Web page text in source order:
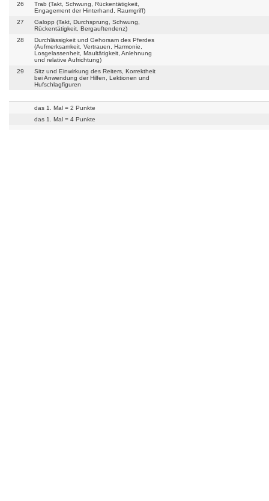
26
Trab (Takt, Schwung, Rückentätigkeit,
Engagement der Hinterhand, Raumgriff)
27
Galopp (Takt, Durchsprung, Schwung,
Rückentätigkeit, Bergauftendenz)
28
Durchlässigkeit und Gehorsam des Pferdes
(Aufmerksamkeit, Vertrauen, Harmonie,
Losgelassenheit, Maultätigkeit, Anlehnung
und relative Aufrichtung)
29
Sitz und Einwirkung des Reiters, Korrektheit
bei Anwendung der Hilfen, Lektionen und
Hufschlagfiguren
das 1. Mal = 2 Punkte
das 1. Mal = 4 Punkte